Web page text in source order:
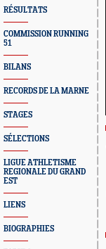
RÉSULTATS
COMMISSION RUNNING
51
BILANS
RECORDS DE LA MARNE
STAGES
SÉLECTIONS
LIGUE ATHLETISME
REGIONALE DU GRAND
EST
LIENS
BIOGRAPHIES